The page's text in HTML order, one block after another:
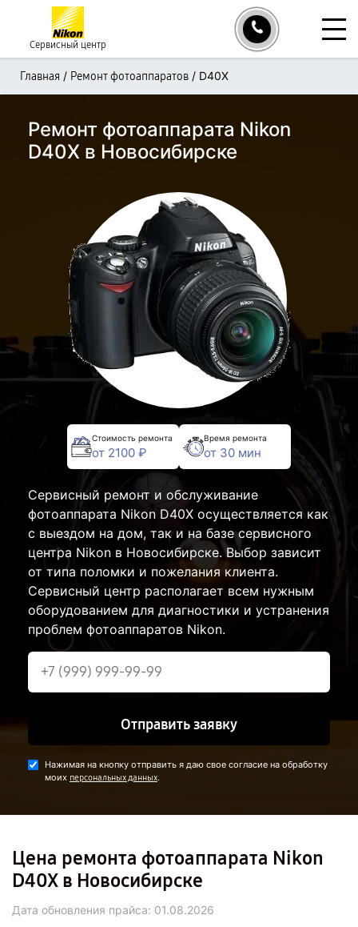
Сервисный центр
Главная / Ремонт фотоаппаратов / D40X
Ремонт фотоаппарата Nikon
D40X в Новосибирске
Стоимость ремонта
от 2100 ₽
Время ремонта
от 30 мин
Сервисный ремонт и обслуживание
фотоаппарата Nikon D40X осуществляется как
с выездом на дом, так и на базе сервисного
центра Nikon в Новосибирске. Выбор зависит
от типа поломки и пожелания клиента.
Сервисный центр располагает всем нужным
оборудованием для диагностики и устранения
проблем фотоаппаратов Nikon.
Отправить заявку
Нажимая на кнопку отправить я даю свое согласие на обработку
моих персональных данных.
Цена ремонта фотоаппарата Nikon
D40X в Новосибирске
Дата обновления прайса: 01.08.2026